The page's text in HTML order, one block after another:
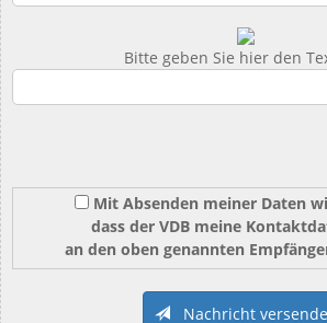
Bitte geben Sie hier den
Mit Absenden meiner Daten
dass der VDB meine
an den oben genannten
Nachricht